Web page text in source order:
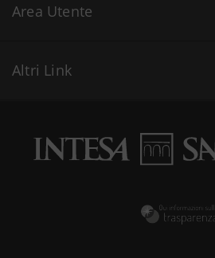
Area Utente
Altri Link